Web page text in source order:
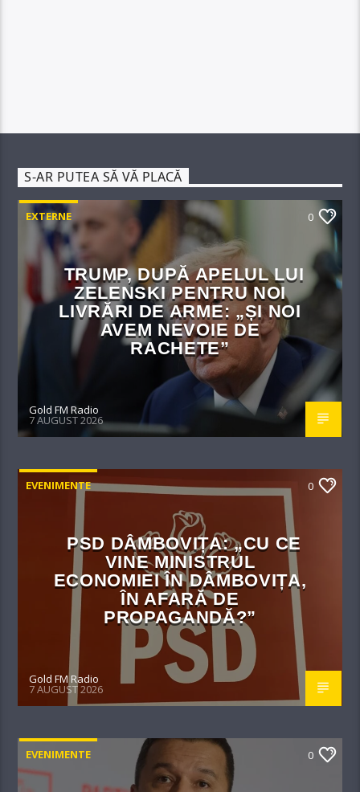
S-AR PUTEA SĂ VĂ PLACĂ
EXTERNE 0
TRUMP, DUPĂ APELUL LUI
ZELENSKI PENTRU NOI
LIVRĂRI DE ARME: „ȘI NOI
AVEM NEVOIE DE
RACHETE”
Gold FM Radio
7 AUGUST 2026
EVENIMENTE 0
PSD DÂMBOVIȚA: „CU CE
VINE MINISTRUL
ECONOMIEI ÎN DÂMBOVIȚA,
ÎN AFARĂ DE
PROPAGANDĂ?”
Gold FM Radio
7 AUGUST 2026
EVENIMENTE 0